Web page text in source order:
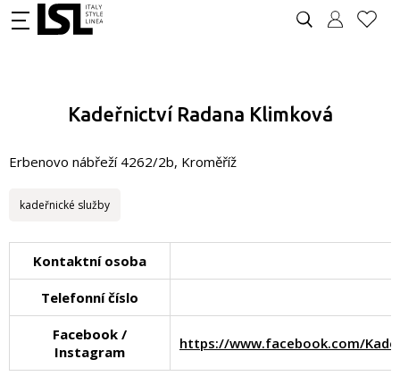
Kadeřnictví Radana Klimková
Erbenovo nábřeží 4262/2b, Kroměříž
kadeřnické služby
Kontaktní osoba
Telefonní číslo
Facebook /
Instagram
https://www.facebook.com/